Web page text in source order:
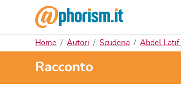
Home Autori Scuderia Abdel Latif
Racconto